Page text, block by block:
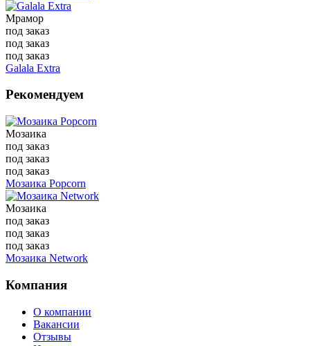
Мрамор
под заказ
под заказ
под заказ
Galala Extra
Рекомендуем
Мозаика
под заказ
под заказ
под заказ
Мозаика Popcorn
Мозаика
под заказ
под заказ
под заказ
Мозаика Network
Компания
О компании
Вакансии
Отзывы